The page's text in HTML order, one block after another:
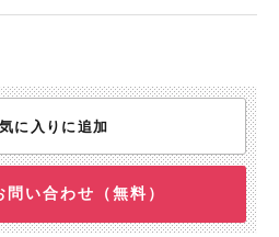
に入りに追加
い合わせ（無料）